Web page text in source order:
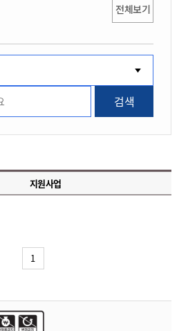
전체보기
검색
지원사업
1